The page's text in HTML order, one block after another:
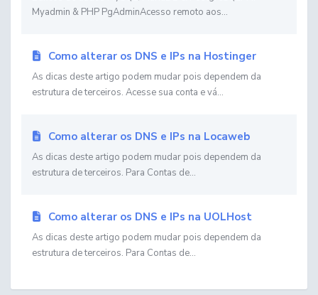
Myadmin & PHP PgAdminAcesso remoto aos...
Como alterar os DNS e IPs na Hostinger
As dicas deste artigo podem mudar pois dependem da
estrutura de terceiros. Acesse sua conta e vá...
Como alterar os DNS e IPs na Locaweb
As dicas deste artigo podem mudar pois dependem da
estrutura de terceiros. Para Contas de...
Como alterar os DNS e IPs na UOLHost
As dicas deste artigo podem mudar pois dependem da
estrutura de terceiros. Para Contas de...